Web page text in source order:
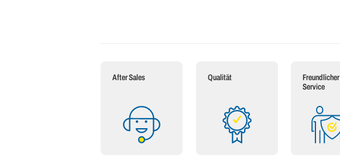
After Sales Qualität
Freundlicher
Service